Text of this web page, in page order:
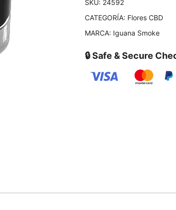
SKU: 24592
CATEGORÍA: Flores CBD
MARCA: Iguana Smoke
🔒 Safe & Secure